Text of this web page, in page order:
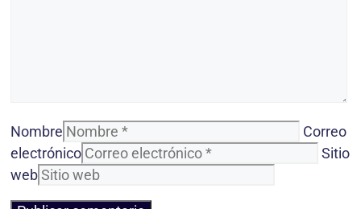
Nombre
Correo
electrónico
Sitio
web